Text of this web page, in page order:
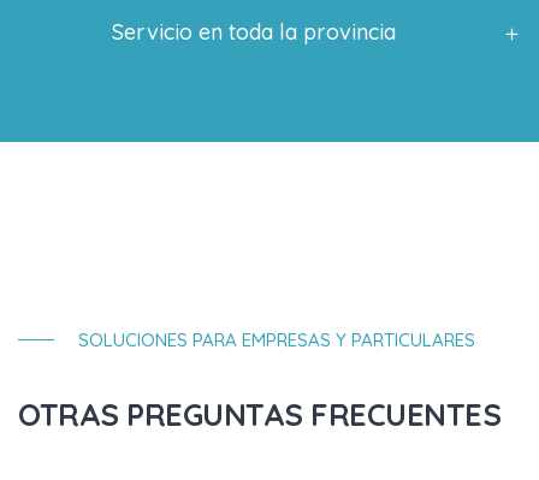
Servicio en toda la provincia
SOLUCIONES PARA EMPRESAS Y PARTICULARES
OTRAS PREGUNTAS FRECUENTES